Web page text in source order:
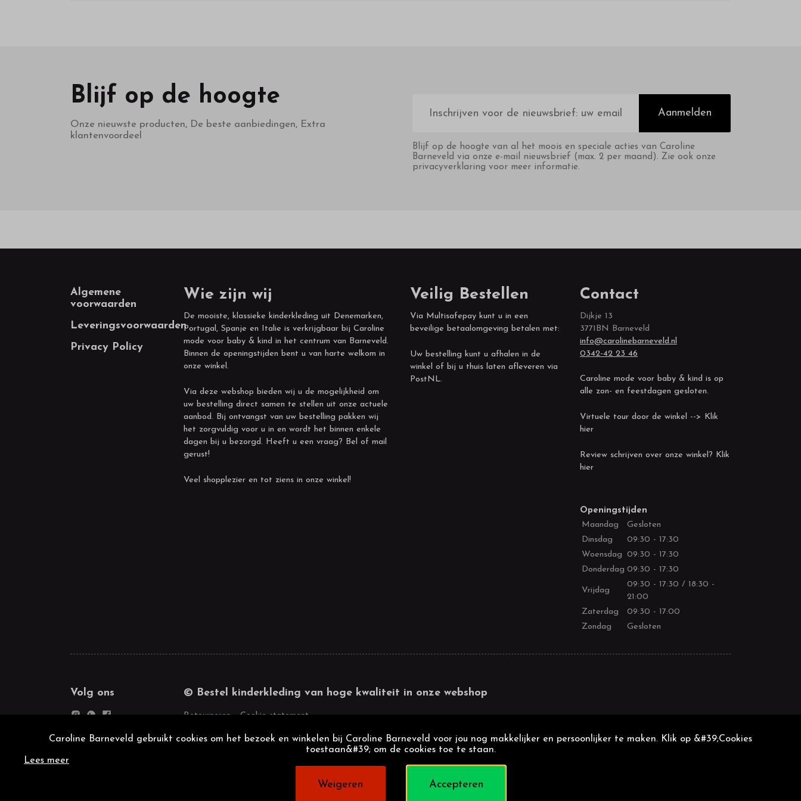
Blijf op de hoogte
Onze nieuwste producten, De beste aanbiedingen, Extra
klantenvoordeel
mailadres
Aanmelden
Blijf op de hoogte van al het moois en speciale acties van Caroline
Barneveld via onze e-mail nieuwsbrief (max. 2 per maand). Zie ook onze
privacyverklaring voor meer informatie.
Footer
Algemene
voorwaarden
Leveringsvoorwaarden
Privacy Policy
Wie zijn wij
De mooiste, klassieke kinderkleding uit Denemarken,
Portugal, Spanje en Italie is verkrijgbaar bij Caroline
mode voor baby & kind in het centrum van Barneveld.
Binnen de openingstijden bent u van harte welkom in
onze winkel.
Via deze webshop bieden wij u de mogelijkheid om
uw bestelling direct samen te stellen uit onze actuele
aanbod. Bij ontvangst van uw bestelling pakken wij
het zorgvuldig voor u in en wordt het binnen enkele
dagen bij u bezorgd. Heeft u een vraag? Bel of mail
gerust!
Veel shopplezier en tot ziens in onze winkel!
Veilig Bestellen
Via Multisafepay kunt u in een
beveilige betaalomgeving betalen met:
Uw bestelling kunt u afhalen in de
winkel of bij u thuis laten afleveren via
PostNL.
Contact
Dijkje 13
3771BN Barneveld
info@carolinebarneveld.nl
0342-42 23 46
Caroline mode voor baby & kind is op
alle zon- en feestdagen gesloten.
Virtuele tour door de winkel --> Klik
hier
Review schrijven over onze winkel? Klik
hier
Openingstijden
Maandag
Gesloten
Dinsdag
09:30 - 17:30
Woensdag 09:30 - 17:30
Donderdag 09:30 - 17:30
Vrijdag
09:30 - 17:30 / 18:30 -
21:00
Zaterdag
09:30 - 17:00
Zondag
Gesloten
Volg ons © Bestel kinderkleding van hoge kwaliteit in onze webshop
Retourneren Cookie statement
Caroline Barneveld gebruikt cookies om het bezoek en winkelen bij Caroline Barneveld voor jou nog makkelijker en persoonlijker te maken. Klik op &#39;Cookies
toestaan&#39; om de cookies toe te staan.
Lees meer
Weigeren Accepteren